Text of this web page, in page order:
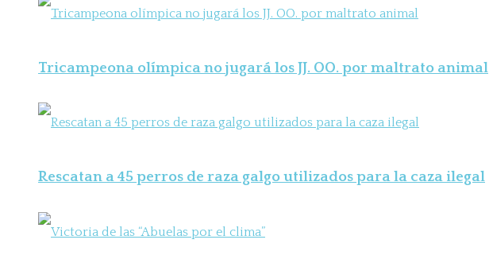
Tricampeona olímpica no jugará los JJ. OO. por maltrato animal
Rescatan a 45 perros de raza galgo utilizados para la caza ilegal